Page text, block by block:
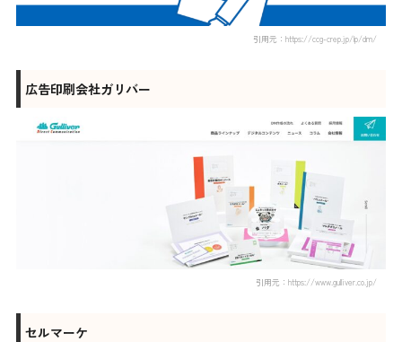
引用元：https://ccg-crep.jp/lp/dm/
広告印刷会社ガリバー
引用元：https://www.gulliver.co.jp/
セルマーケ